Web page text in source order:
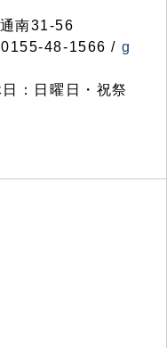
南31-56
48-1566 / g
：日曜日・祝祭